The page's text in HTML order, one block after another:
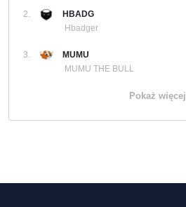
2.
HBADG
Hbadger
3.
MUMU
MUMU THE BULL
Pokaż więcej